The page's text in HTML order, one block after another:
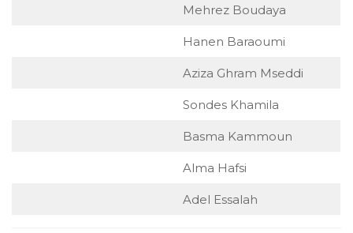
Mehrez Boudaya
Hanen Baraoumi
Aziza Ghram Mseddi
Sondes Khamila
Basma Kammoun
Alma Hafsi
Adel Essalah